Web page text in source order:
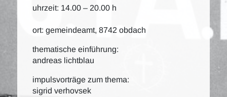
uhrzeit: 14.00 – 20.00 h
ort: gemeindeamt, 8742 obdach
thematische einführung:
andreas lichtblau
impulsvorträge zum thema:
sigrid verhovsek